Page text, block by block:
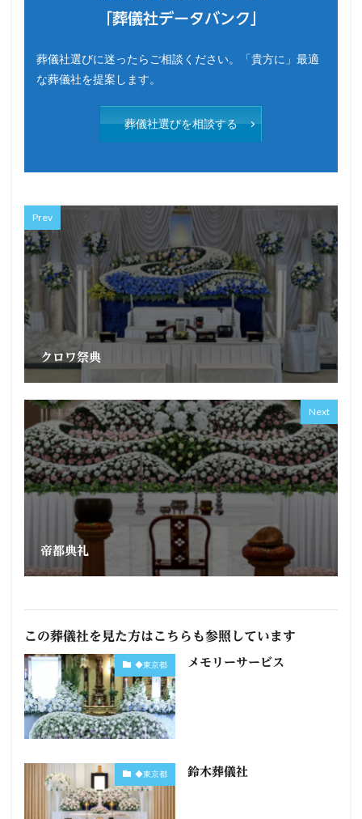
「葬儀社データバンク」
葬儀社選びに迷ったらご相談ください。「貴方に」最適
な葬儀社を提案します。
葬儀社選びを相談する
Prev
クロワ祭典
Next
帝都典礼
この葬儀社を見た方はこちらも参照しています
◆東京都 メモリーサービス
◆東京都 鈴木葬儀社